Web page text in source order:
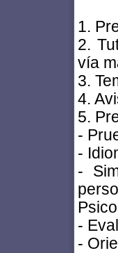
1.
2.
vía
3.
4.
5.
-
-
-
-
-